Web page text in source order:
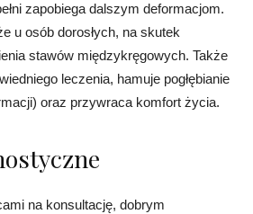
zapobiega dalszym deformacjom.
u osób dorosłych, na skutek
stawów międzykręgowych. Także
leczenia, hamuje pogłębianie
oraz przywraca komfort życia.
na konsultację, dobrym